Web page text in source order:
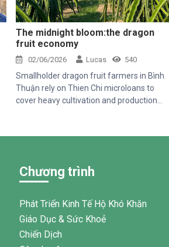
The midnight bloom:the dragon
fruit economy
02/06/2026 Lucas 540
Smallholder dragon fruit farmers in Bình
Thuận rely on Thien Chi microloans to
cover heavy cultivation and production
volatility driven by shifting Chinese export
Chương trình
Phát Triển Kinh Tế Hộ Khó Khăn
Giáo Dục & Sức Khoẻ
Chiến Dịch